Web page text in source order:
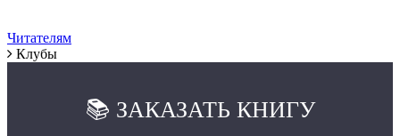
Читателям
Клубы
📚 ЗАКАЗАТЬ КНИГУ